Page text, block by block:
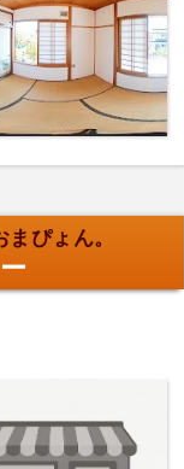
ぴょん。